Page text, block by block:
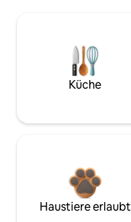
Küche
Haustiere erlaubt